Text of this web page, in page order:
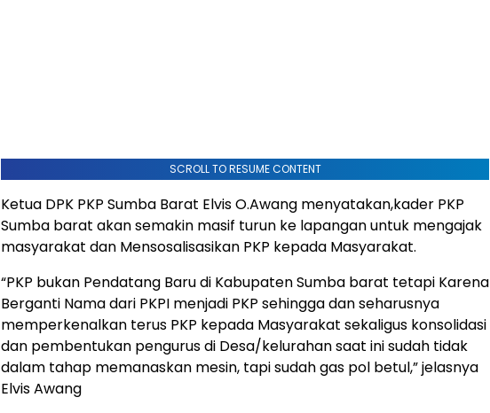
SCROLL TO RESUME CONTENT
Ketua DPK PKP Sumba Barat Elvis O.Awang menyatakan,kader PKP
Sumba barat akan semakin masif turun ke lapangan untuk mengajak
masyarakat dan Mensosalisasikan PKP kepada Masyarakat.
“PKP bukan Pendatang Baru di Kabupaten Sumba barat tetapi Karena
Berganti Nama dari PKPI menjadi PKP sehingga dan seharusnya
memperkenalkan terus PKP kepada Masyarakat sekaligus konsolidasi
dan pembentukan pengurus di Desa/kelurahan saat ini sudah tidak
dalam tahap memanaskan mesin, tapi sudah gas pol betul,” jelasnya
Elvis Awang